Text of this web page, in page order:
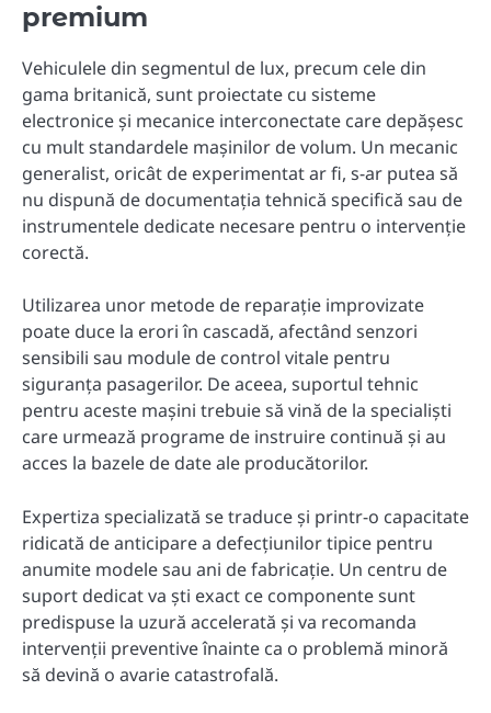
premium
Vehiculele din segmentul de lux, precum cele din
gama britanică, sunt proiectate cu sisteme
electronice și mecanice interconectate care depășesc
cu mult standardele mașinilor de volum. Un mecanic
generalist, oricât de experimentat ar fi, s-ar putea să
nu dispună de documentația tehnică specifică sau de
instrumentele dedicate necesare pentru o intervenție
corectă.
Utilizarea unor metode de reparație improvizate
poate duce la erori în cascadă, afectând senzori
sensibili sau module de control vitale pentru
siguranța pasagerilor. De aceea, suportul tehnic
pentru aceste mașini trebuie să vină de la specialiști
care urmează programe de instruire continuă și au
acces la bazele de date ale producătorilor.
Expertiza specializată se traduce și printr-o capacitate
ridicată de anticipare a defecțiunilor tipice pentru
anumite modele sau ani de fabricație. Un centru de
suport dedicat va ști exact ce componente sunt
predispuse la uzură accelerată și va recomanda
intervenții preventive înainte ca o problemă minoră
să devină o avarie catastrofală.